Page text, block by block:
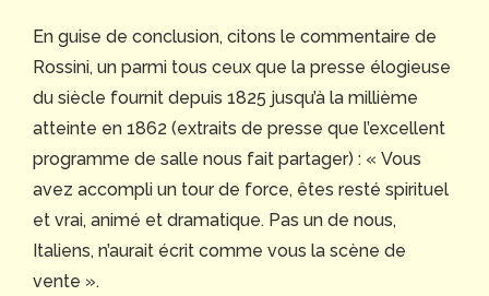
En guise de conclusion, citons le commentaire de
Rossini, un parmi tous ceux que la presse élogieuse
du siècle fournit depuis 1825 jusqu’à la millième
atteinte en 1862 (extraits de presse que l’excellent
programme de salle nous fait partager) : « Vous
avez accompli un tour de force, êtes resté spirituel
et vrai, animé et dramatique. Pas un de nous,
Italiens, n’aurait écrit comme vous la scène de
vente ».